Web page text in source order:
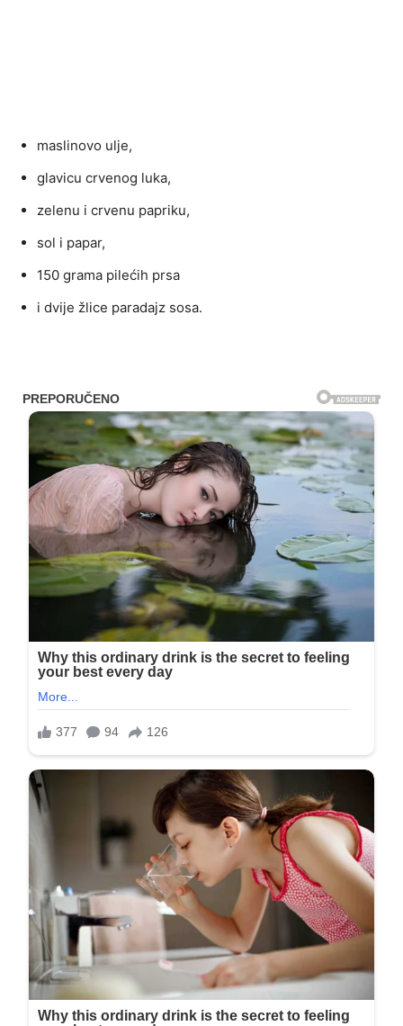
maslinovo ulje,
glavicu crvenog luka,
zelenu i crvenu papriku,
sol i papar,
150 grama pilećih prsa
i dvije žlice paradajz sosa.